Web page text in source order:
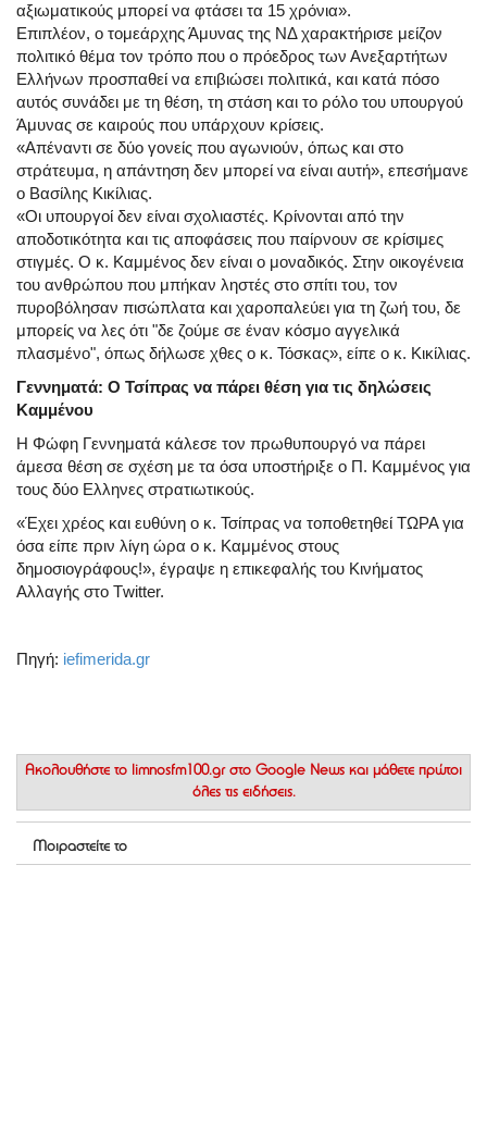
αξιωματικούς μπορεί να φτάσει τα 15 χρόνια».
Επιπλέον, ο τομεάρχης Άμυνας της ΝΔ χαρακτήρισε μείζον
πολιτικό θέμα τον τρόπο που ο πρόεδρος των Ανεξαρτήτων
Ελλήνων προσπαθεί να επιβιώσει πολιτικά, και κατά πόσο
αυτός συνάδει με τη θέση, τη στάση και το ρόλο του υπουργού
Άμυνας σε καιρούς που υπάρχουν κρίσεις.
«Απέναντι σε δύο γονείς που αγωνιούν, όπως και στο
στράτευμα, η απάντηση δεν μπορεί να είναι αυτή», επεσήμανε
ο Βασίλης Κικίλιας.
«Οι υπουργοί δεν είναι σχολιαστές. Κρίνονται από την
αποδοτικότητα και τις αποφάσεις που παίρνουν σε κρίσιμες
στιγμές. Ο κ. Καμμένος δεν είναι ο μοναδικός. Στην οικογένεια
του ανθρώπου που μπήκαν ληστές στο σπίτι του, τον
πυροβόλησαν πισώπλατα και χαροπαλεύει για τη ζωή του, δε
μπορείς να λες ότι "δε ζούμε σε έναν κόσμο αγγελικά
πλασμένο", όπως δήλωσε χθες ο κ. Τόσκας», είπε ο κ. Κικίλιας.
Γεννηματά: Ο Τσίπρας να πάρει θέση για τις δηλώσεις
Καμμένου
Η Φώφη Γεννηματά κάλεσε τον πρωθυπουργό να πάρει
άμεσα θέση σε σχέση με τα όσα υποστήριξε ο Π. Καμμένος για
τους δύο Ελληνες στρατιωτικούς.
«Έχει χρέος και ευθύνη ο κ. Τσίπρας να τοποθετηθεί ΤΩΡΑ για
όσα είπε πριν λίγη ώρα ο κ. Καμμένος στους
δημοσιογράφους!», έγραψε η επικεφαλής του Κινήματος
Αλλαγής στο Τwitter.
Πηγή: iefimerida.gr
Ακολουθήστε το limnosfm100.gr στο Google News και μάθετε πρώτοι
όλες τις ειδήσεις.
Μοιραστείτε το